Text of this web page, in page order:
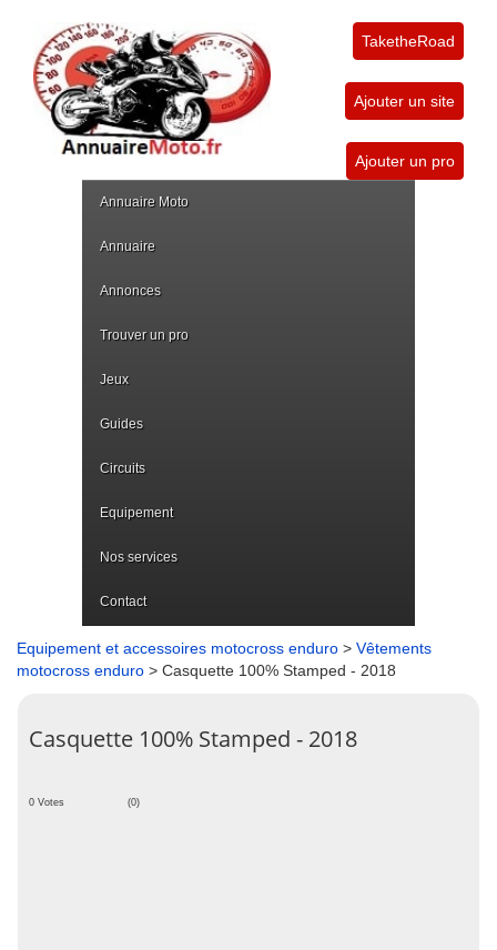
TaketheRoad
Ajouter un site
Ajouter un pro
Annuaire Moto
Annuaire
Annonces
Trouver un pro
Jeux
Guides
Circuits
Equipement
Nos services
Contact
Equipement et accessoires motocross enduro > Vêtements
motocross enduro > Casquette 100% Stamped - 2018
Casquette 100% Stamped - 2018
0 Votes (0)